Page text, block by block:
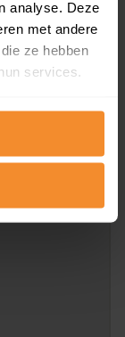
analyse. Deze
met andere
ze hebben
services.
en